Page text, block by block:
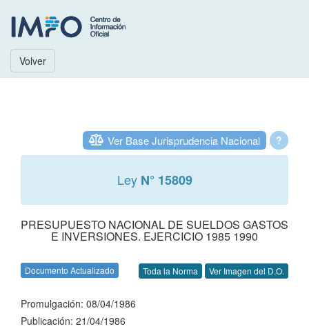
Volver
?
Ver Base Jurisprudencia Nacional
Ley N° 15809
PRESUPUESTO NACIONAL DE SUELDOS GASTOS
E INVERSIONES. EJERCICIO 1985 1990
Documento Actualizado Toda la Norma Ver Imagen del D.O.
Promulgación: 08/04/1986
Publicación: 21/04/1986